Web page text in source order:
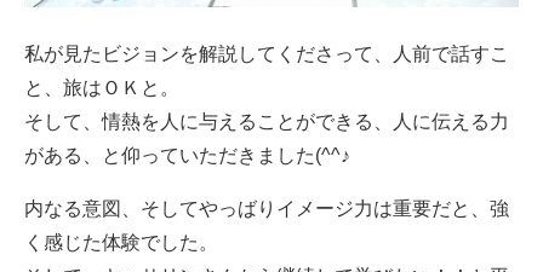
私が見たビジョンを解説してくださって、人前で話すこ
と、旅はＯＫと。
そして、情熱を人に与えることができる、人に伝える力
がある、と仰っていただきました(^^♪
内なる意図、そしてやっばりイメージ力は重要だと、強
く感じた体験でした。